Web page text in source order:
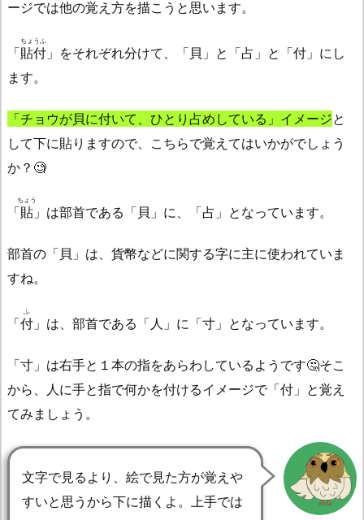
ージでは他の覚え方を描こうと思います。
「貼付
ちょうふ
」をそれぞれ分けて、「貝」と「占」と「付」にし
ます。
「チョウが貝に付いて、ひとり占めしている」イメージと
して下に貼りますので、こちらで覚えてはいかがでしょう
か？🧐
「貼
ちょう
」は部首である「貝」に、「占」となっています。
部首の「貝」は、貨幣などに関する字に主に使われていま
すね。
「付
ふ
」は、部首である「人」に「寸」となっています。
「寸」は右手と１本の指をあらわしているようです🤔そこ
から、人に手と指で何かを付けるイメージで「付」と覚え
てみましょう。
文字で見るより、絵で見た方が覚えや
すいと思うから下に描くよ。上手では